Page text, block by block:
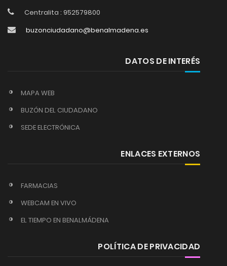
Centralita : 952579800
buzonciudadano@benalmadena.es
DATOS DE INTERÉS
MAPA WEB
BUZÓN DEL CIUDADANO
SEDE ELECTRÓNICA
ENLACES EXTERNOS
FARMACIAS
WEBCAM EN VIVO
EL TIEMPO EN BENALMÁDENA
POLÍTICA DE PRIVACIDAD